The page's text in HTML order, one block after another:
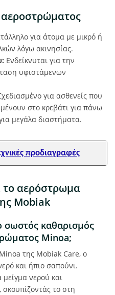
αεροστρώματος
για άτομα με μικρό ή
λόγω ακινησίας.
Ενδείκνυται για την
υφιστάμενων
για ασθενείς που
στο κρεβάτι για πάνω
μεγάλα διαστήματα.
προδιαγραφές
το αερόστρωμα
Mobiak
σωστός καθαρισμός
Minoa;
της Mobiak Care, ο
και ήπιο σαπούνι.
μείγμα νερού και
το στη